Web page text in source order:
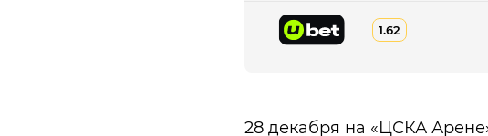
1.62
28 декабря на «ЦСКА